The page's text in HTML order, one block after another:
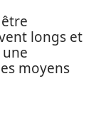
longs et
moyens